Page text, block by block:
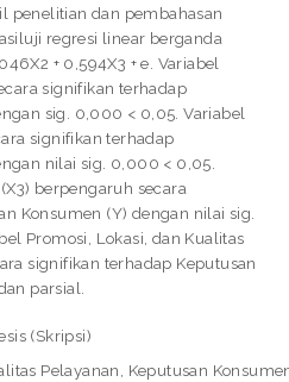
penelitian dan pembahasan
regresi linear berganda
+ 0,594X3 + e. Variabel
signifikan terhadap
sig. 0,000 < 0,05. Variabel
signifikan terhadap
nilai sig. 0,000 < 0,05.
berpengaruh secara
Konsumen (Y) dengan nilai sig.
Promosi, Lokasi, dan Kualitas
signifikan terhadap Keputusan
parsial.
(Skripsi)
Pelayanan, Keputusan